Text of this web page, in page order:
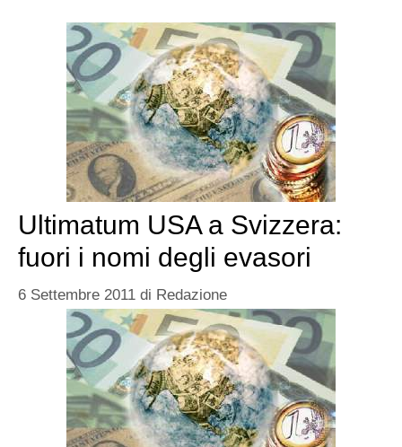
Ultimatum USA a Svizzera:
fuori i nomi degli evasori
6 Settembre 2011 di Redazione